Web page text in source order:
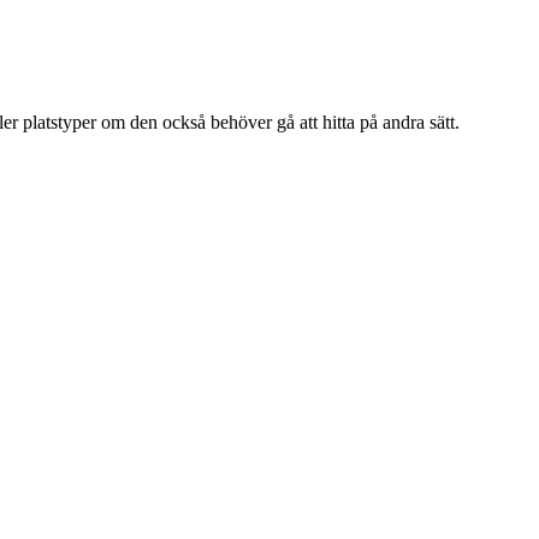
platstyper om den också behöver gå att hitta på andra sätt.